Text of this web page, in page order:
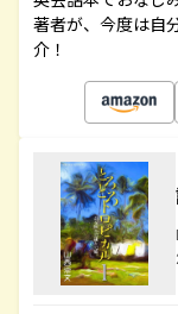
著者が、今度は自
介！